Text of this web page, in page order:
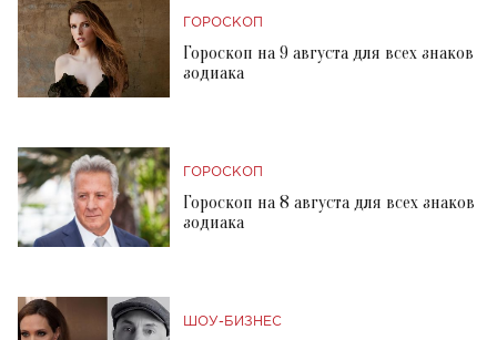
ГОРОСКОП
Гороскоп на 9 августа для всех знаков
зодиака
ГОРОСКОП
Гороскоп на 8 августа для всех знаков
зодиака
ШОУ-БИЗНЕС